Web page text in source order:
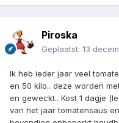
Piroska
Geplaatst: 13
Ik heb ieder jaar veel
en 50 kilo.. deze worden
en geweckt.. Kost 1 dagje
van het jaar tomatensaus